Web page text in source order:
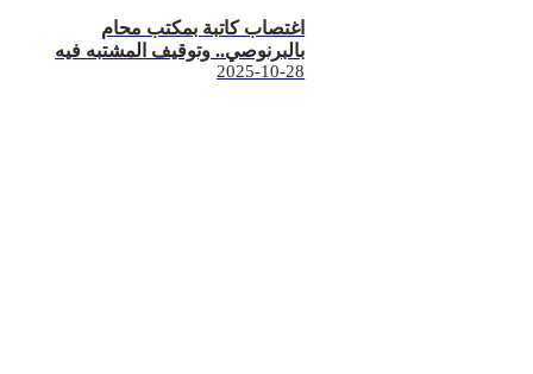
اغتصاب كاتبة بمكتب محام
بالبرنوصي.. وتوقيف المشتبه فيه
2025-10-28